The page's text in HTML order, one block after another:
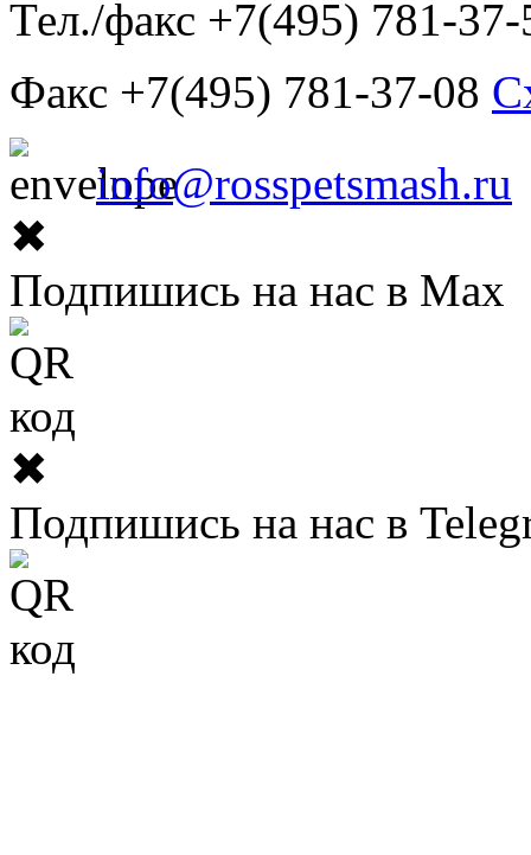
Тел./факс +7(495) 781-37-
Факс +7(495) 781-37-08
info@rosspetsmash.ru
✖
Подпишись на нас в Max
✖
Подпишись на нас в